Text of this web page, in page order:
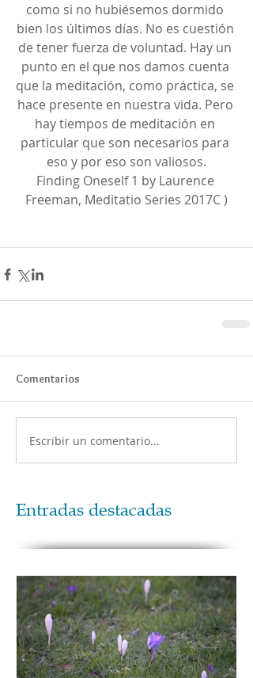
como si no hubiésemos dormido
bien los últimos días. No es cuestión
de tener fuerza de voluntad. Hay un
punto en el que nos damos cuenta
que la meditación, como práctica, se
hace presente en nuestra vida. Pero
hay tiempos de meditación en
particular que son necesarios para
eso y por eso son valiosos.
Finding Oneself 1 by Laurence
Freeman, Meditatio Series 2017C )
Comentarios
Escribir un comentario...
Entradas destacadas